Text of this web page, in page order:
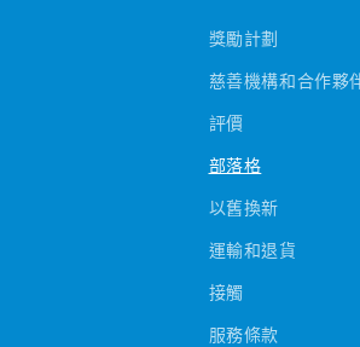
獎勵計劃
慈善機構和合作夥
評價
部落格
以舊換新
運輸和退貨
接觸
服務條款